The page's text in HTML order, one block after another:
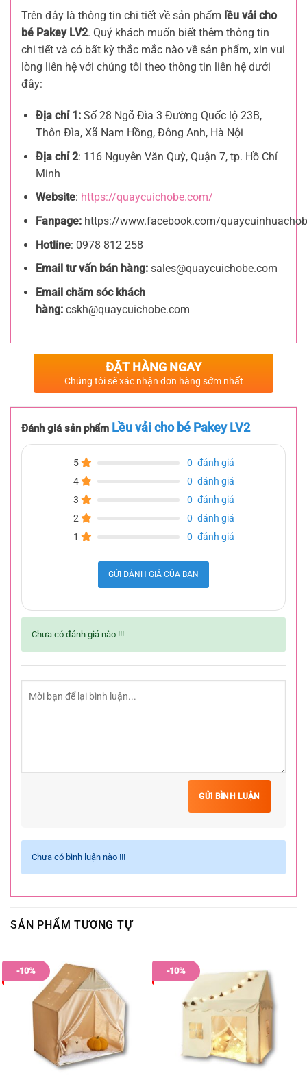
Trên đây là thông tin chi tiết về sản phẩm lều vải cho
bé Pakey LV2. Quý khách muốn biết thêm thông tin
chi tiết và có bất kỳ thắc mắc nào về sản phẩm, xin vui
lòng liên hệ với chúng tôi theo thông tin liên hệ dưới
đây:
Địa chỉ 1:Số 28 Ngõ Đìa 3 Đường Quốc lộ 23B,
Thôn Đìa, Xã Nam Hồng, Đông Anh, Hà Nội
Địa chỉ 2: 116 Nguyễn Văn Quỳ, Quận 7, tp. Hồ Chí
Minh
Website: https://quaycuichobe.com/
Fanpage:https://www.facebook.com/
Hotline: 0978 812 258
Email tư vấn bán hàng: sales@quaycuichobe.com
Email chăm sóc khách
hàng: cskh@quaycuichobe.com
ĐẶT HÀNG NGAY
Chúng tôi sẽ xác nhận đơn hàng sớm nhất
Đánh giá sản phẩm Lều vải cho bé Pakey LV2
5 0 đánh giá
4
0 đánh giá
3
0 đánh giá
2
0 đánh giá
1
0 đánh giá
GỬI ĐÁNH GIÁ CỦA BẠN
Chưa có đánh giá nào !!!
GỬI BÌNH LUẬN
Chưa có bình luận nào !!!
SẢN PHẨM TƯƠNG TỰ
-10% -10%